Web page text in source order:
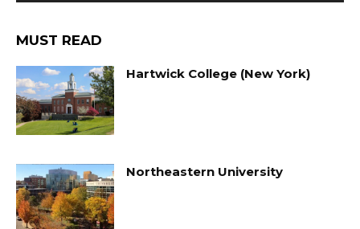
MUST READ
Hartwick College (New York)
Northeastern University